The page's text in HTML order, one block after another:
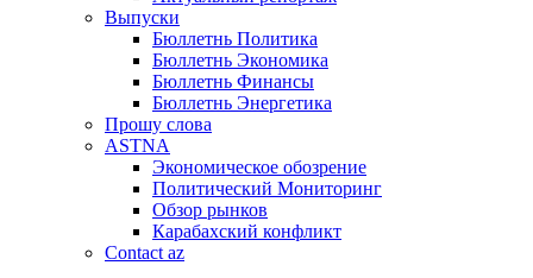
Выпуски
Бюллетнь Политика
Бюллетнь Экономика
Бюллетнь Финансы
Бюллетнь Энергетика
Прошу слова
ASTNA
Экономическое обозрение
Политический Мониторинг
Обзор рынков
Карабахский конфликт
Contact az